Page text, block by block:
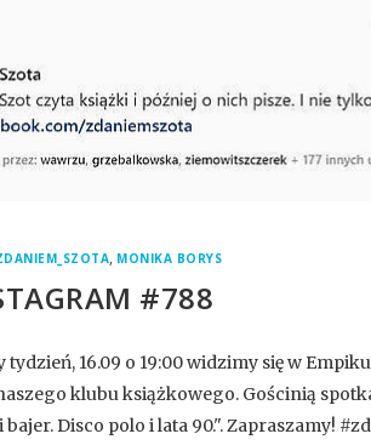
, MONIKA BORYS
#788
tydzień, 16.09 o 19:00 widzimy się w
klubu książkowego. Gościnią
Disco polo i lata 90.". Zapraszamy!